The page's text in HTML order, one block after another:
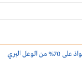
البري